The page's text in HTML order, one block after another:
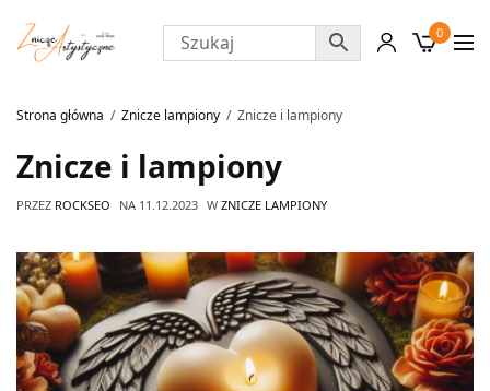
0
Strona główna Znicze lampiony Znicze i lampiony
Znicze i lampiony
PRZEZ ROCKSEO NA 11.12.2023 W ZNICZE LAMPIONY